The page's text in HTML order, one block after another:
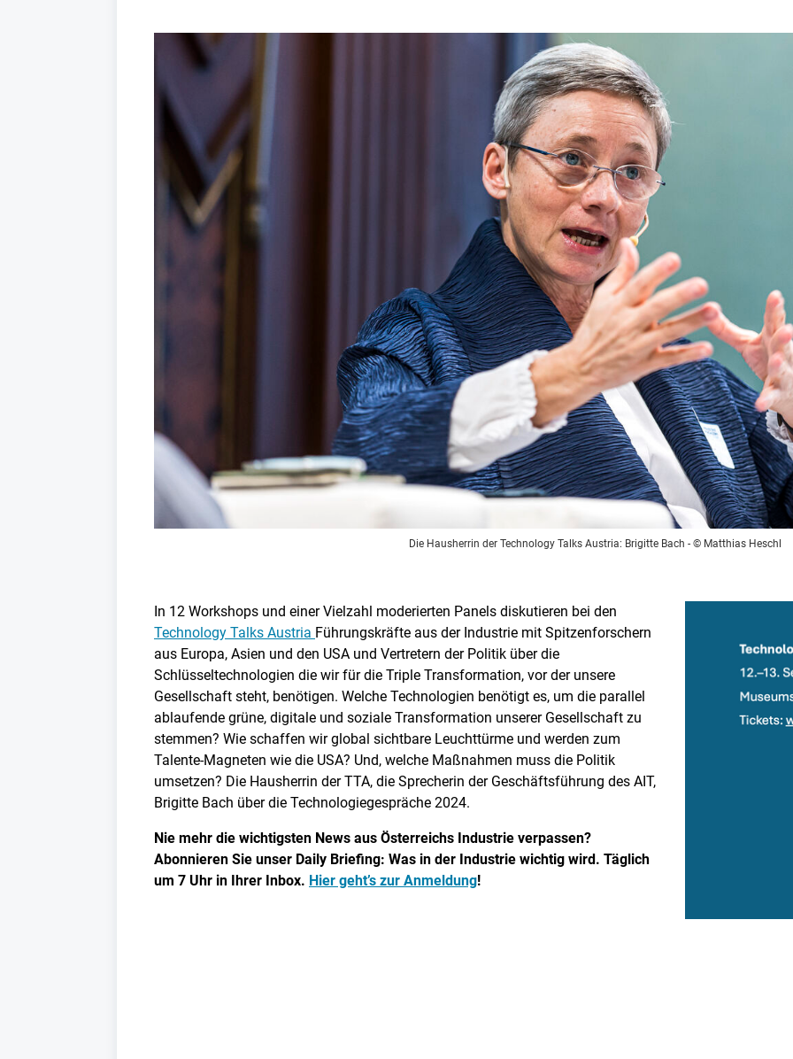
Die Hausherrin der Technology Talks Austria: Brigitte Bach - © Matthias Heschl
In 12 Workshops und einer Vielzahl moderierten Panels diskutieren bei den
Technology Talks Austria Führungskräfte aus der Industrie mit Spitzenforschern
aus Europa, Asien und den USA und Vertretern der Politik über die
Schlüsseltechnologien die wir für die Triple Transformation, vor der unsere
Gesellschaft steht, benötigen. Welche Technologien benötigt es, um die parallel
ablaufende grüne, digitale und soziale Transformation unserer Gesellschaft zu
stemmen? Wie schaffen wir global sichtbare Leuchttürme und werden zum
Talente-Magneten wie die USA? Und, welche Maßnahmen muss die Politik
umsetzen? Die Hausherrin der TTA, die Sprecherin der Geschäftsführung des AIT,
Brigitte Bach über die Technologiegespräche 2024.
Nie mehr die wichtigsten News aus Österreichs Industrie verpassen?
Abonnieren Sie unser Daily Briefing: Was in der Industrie wichtig wird. Täglich
um 7 Uhr in Ihrer Inbox. Hier geht’s zur Anmeldung!